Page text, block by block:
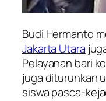
Budi Hermanto
Jakarta Utara
Pelayanan bari
juga diturunkan
siswa pasca-